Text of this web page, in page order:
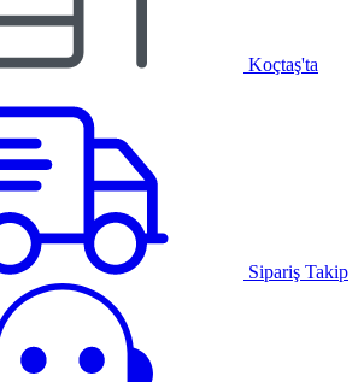
Koçtaş'ta
Sipariş Takip